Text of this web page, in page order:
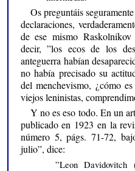
Os preguntáis
declaraciones,
de ese mismo
decir, ”los ecos de los
anteguerra habían
no había precisado su
del menchevismo, ¿cómo
viejos leninistas,
Y no es eso todo. En un
publicado en 1923 en la
número 5, págs. 71-72,
julio”, dice:
”Leon Davidovitch